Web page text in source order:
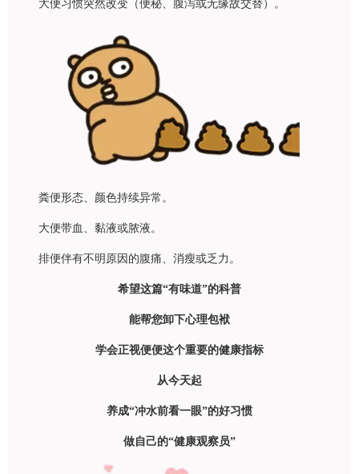
大便习惯突然改变（便秘、腹泻或无缘故交替）。
粪便形态、颜色持续异常。
大便带血、黏液或脓液。
排便伴有不明原因的腹痛、消瘦或乏力。
希望这篇“有味道”的科普
能帮您卸下心理包袱
学会正视便便这个重要的健康指标
从今天起
养成“冲水前看一眼”的好习惯
做自己的“健康观察员”